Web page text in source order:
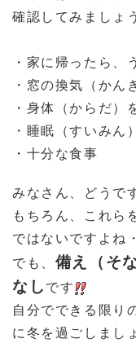
確認してみましょう
・家に帰ったら、
・窓の換気（かん
・身体（からだ）
・睡眠（すいみ
・十分な食事
みなさん、どうで
もちろん、これら
ではないですよね
でも、 備え（そ
なしです
自分でできる限り
に冬を過ごしまし